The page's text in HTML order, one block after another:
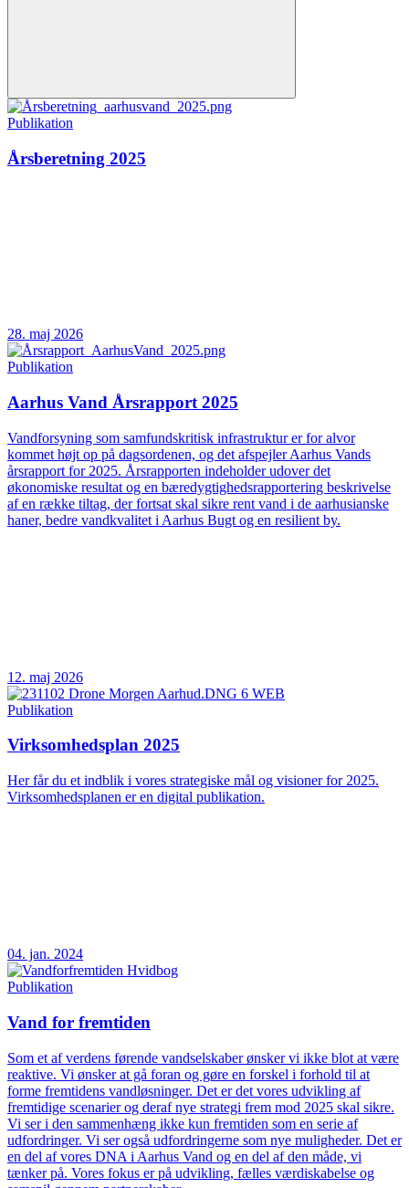
Publikation
Årsberetning 2025
28. maj 2026
Publikation
Aarhus Vand Årsrapport 2025
Vandforsyning som samfundskritisk infrastruktur er for alvor
kommet højt op på dagsordenen, og det afspejler Aarhus Vands
årsrapport for 2025. Årsrapporten indeholder udover det
økonomiske resultat og en bæredygtighedsrapportering beskrivelse
af en række tiltag, der fortsat skal sikre rent vand i de aarhusianske
haner, bedre vandkvalitet i Aarhus Bugt og en resilient by.
12. maj 2026
Publikation
Virksomhedsplan 2025
Her får du et indblik i vores strategiske mål og visioner for 2025.
Virksomhedsplanen er en digital publikation.
04. jan. 2024
Publikation
Vand for fremtiden
Som et af verdens førende vandselskaber ønsker vi ikke blot at være
reaktive. Vi ønsker at gå foran og gøre en forskel i forhold til at
forme fremtidens vandløsninger. Det er det vores udvikling af
fremtidige scenarier og deraf nye strategi frem mod 2025 skal sikre.
Vi ser i den sammenhæng ikke kun fremtiden som en serie af
udfordringer. Vi ser også udfordringerne som nye muligheder. Det er
en del af vores DNA i Aarhus Vand og en del af den måde, vi
tænker på. Vores fokus er på udvikling, fælles værdiskabelse og